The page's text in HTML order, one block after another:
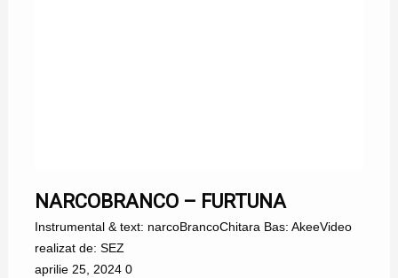
NARCOBRANCO – FURTUNA
Instrumental & text: narcoBrancoChitara Bas: AkeeVideo
realizat de: SEZ
aprilie 25, 2024 0